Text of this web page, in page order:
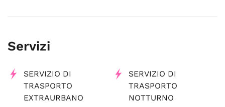
Servizi
SERVIZIO DI
TRASPORTO
EXTRAURBANO
SERVIZIO DI
TRASPORTO
NOTTURNO